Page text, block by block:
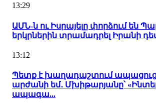
13:29
ԱՄՆ-ն ու Իսրայելը փորձում են
երկրներին տրամադրել Իրանի
13:12
Պետք է խաղադաշտում
արժանի եմ․ Մխիթարյանը՝
ապագա...